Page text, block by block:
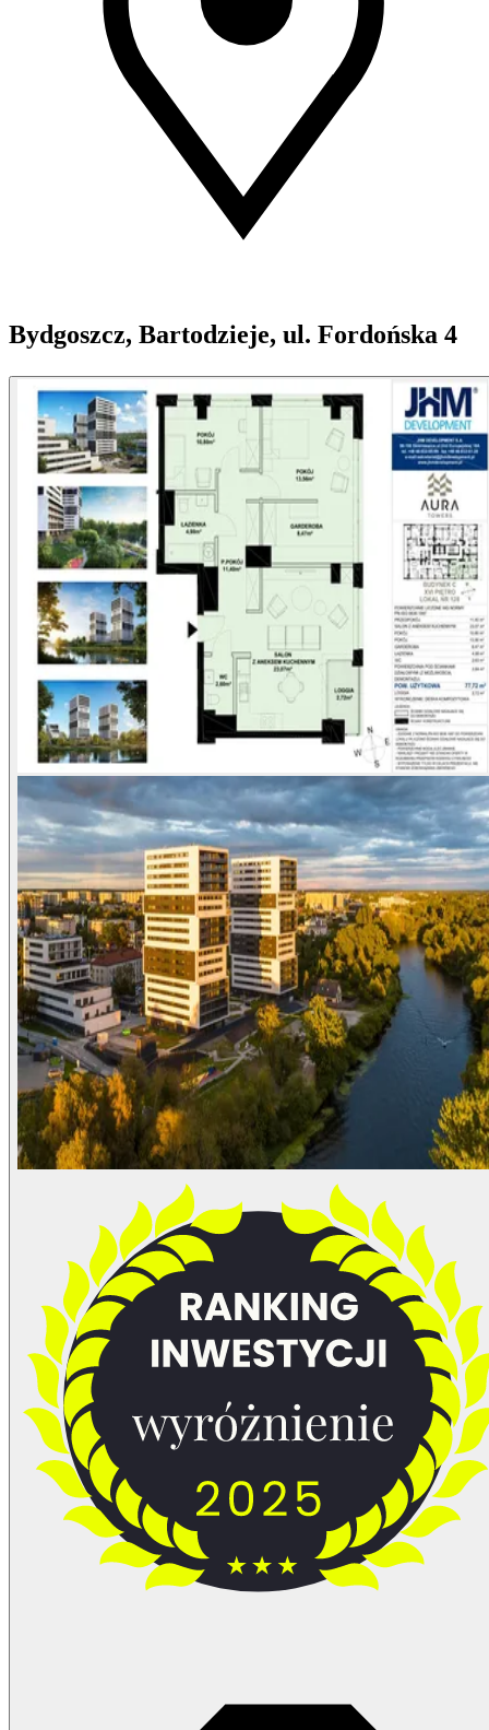
Bydgoszcz, Bartodzieje, ul. Fordońska 4